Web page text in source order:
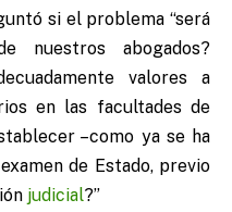
si el problema “será
nuestros abogados?
valores a
en las facultades de
–como ya se ha
de Estado, previo
judicial?”